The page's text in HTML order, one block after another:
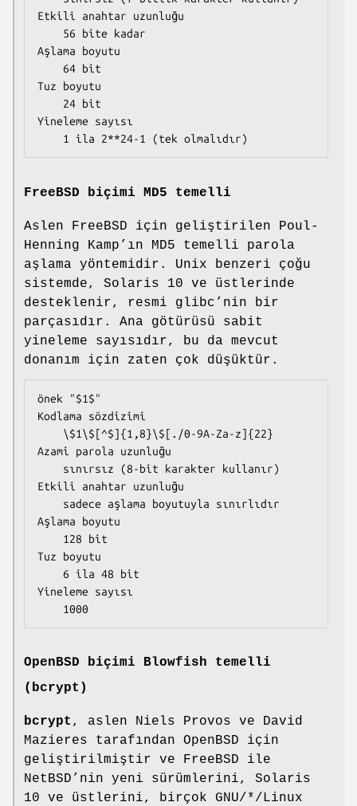
Etkili anahtar uzunluğu
Aşlama boyutu
Tuz boyutu
Yineleme sayısı
    1 ila 2**24-1 (tek olmalıdır)
FreeBSD biçimi MD5 temelli
Aslen FreeBSD için geliştirilen Poul-
Henning Kamp’ın MD5 temelli parola
aşlama yöntemidir. Unix benzeri çoğu
sistemde, Solaris 10 ve üstlerinde
desteklenir, resmi glibc’nin bir
parçasıdır. Ana götürüsü sabit
yineleme sayısıdır, bu da mevcut
donanım için zaten çok düşüktür.
önek "$1$"
Kodlama sözdizimi
Azami parola uzunluğu
Etkili anahtar uzunluğu
Aşlama boyutu
Tuz boyutu
Yineleme sayısı
    1000
OpenBSD biçimi Blowfish temelli
(bcrypt)
bcrypt , aslen Niels Provos ve David
Mazieres tarafından OpenBSD için
geliştirilmiştir ve FreeBSD ile
NetBSD’nin yeni sürümlerini, Solaris
10 ve üstlerini, birçok GNU/*/Linux